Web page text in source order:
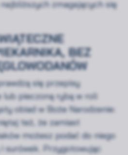
zmagających się
BEZ
się przepisy
lub pieczoną rybą w roli
obiad w Boże Narodzenie:
też, że zamiast
możesz podać do niego
surówek. Przygotowując